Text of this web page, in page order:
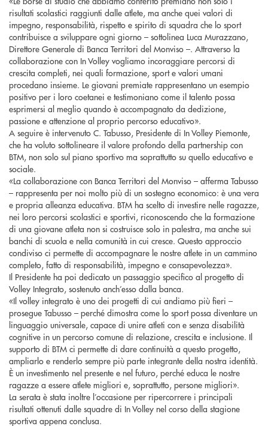
risultati scolastici raggiunti dalle atlete, ma anche quei valori di
impegno, responsabilità, rispetto e spirito di squadra che lo sport
contribuisce a sviluppare ogni giorno – sottolinea Luca Murazzano,
Direttore Generale di Banca Territori del Monviso –. Attraverso la
collaborazione con In Volley vogliamo incoraggiare percorsi di
crescita completi, nei quali formazione, sport e valori umani
procedano insieme. Le giovani premiate rappresentano un esempio
positivo per i loro coetanei e testimoniano come il talento possa
esprimersi al meglio quando è accompagnato da dedizione,
passione e attenzione al proprio percorso educativo».
A seguire è intervenuto C. Tabusso, Presidente di In Volley Piemonte,
che ha voluto sottolineare il valore profondo della partnership con
BTM, non solo sul piano sportivo ma soprattutto su quello educativo e
sociale.
«La collaborazione con Banca Territori del Monviso – afferma Tabusso
– rappresenta per noi molto più di un sostegno economico: è una vera
e propria alleanza educativa. BTM ha scelto di investire nelle ragazze,
nei loro percorsi scolastici e sportivi, riconoscendo che la formazione
di una giovane atleta non si costruisce solo in palestra, ma anche sui
banchi di scuola e nella comunità in cui cresce. Questo approccio
condiviso ci permette di accompagnare le nostre atlete in un cammino
completo, fatto di responsabilità, impegno e consapevolezza».
Il Presidente ha poi dedicato un passaggio specifico al progetto di
Volley Integrato, sostenuto anch’esso dalla banca.
«Il volley integrato è uno dei progetti di cui andiamo più fieri –
prosegue Tabusso – perché dimostra come lo sport possa diventare un
linguaggio universale, capace di unire atleti con e senza disabilità
cognitive in un percorso comune di relazione, crescita e inclusione. Il
supporto di BTM ci permette di dare continuità a questo progetto,
ampliarlo e renderlo sempre più parte integrante della nostra identità.
È un investimento nel presente e nel futuro, perché educa le nostre
ragazze a essere atlete migliori e, soprattutto, persone migliori».
La serata è stata inoltre l’occasione per ripercorrere i principali
risultati ottenuti dalle squadre di In Volley nel corso della stagione
sportiva appena conclusa.